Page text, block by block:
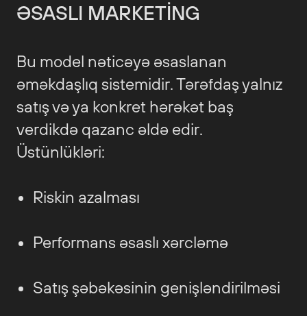
ƏSASLI MARKETING
Bu model nəticəyə əsaslanan
əməkdaşlıq sistemidir. Tərəfdaş yalnız
satış və ya konkret hərəkət baş
verdikdə qazanc əldə edir.
Üstünlükləri:
Riskin azalması
Performans əsaslı xərcləmə
Satış şəbəkəsinin genişləndirilməsi